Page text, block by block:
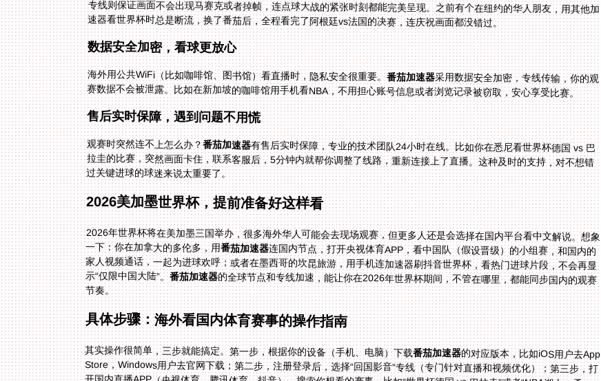
速器看世界杯时总是断流，换了番茄后，全程看完了阿根廷vs法国的决赛，连庆祝画面都没错过。
数据安全加密，看球更放心
海外用公共WiFi（比如咖啡馆、图书馆）看直播时，隐私安全很重要。番茄加速器采用数据安全加密，专线传输，你的观
赛数据不会被泄露。比如在新加坡的咖啡馆用手机看NBA，不用担心账号信息或者浏览记录被窃取，安心享受比赛。
售后实时保障，遇到问题不用慌
观赛时突然连不上怎么办？番茄加速器有售后实时保障，专业的技术团队24小时在线。比如你在悉尼看世界杯德国 vs 巴
拉圭的比赛，突然画面卡住，联系客服后，5分钟内就帮你调整了线路，重新连接上了直播。这种及时的支持，对不想错
过关键进球的球迷来说太重要了。
2026美加墨世界杯，提前准备好这样看
2026年世界杯将在美加墨三国举办，很多海外华人可能会去现场观赛，但更多人还是会选择在国内平台看中文解说。想象
一下：你在加拿大的多伦多，用番茄加速器连国内节点，打开央视体育APP，看中国队（假设晋级）的小组赛，和国内的
家人视频通话，一起为进球欢呼；或者在墨西哥的坎昆旅游，用手机连加速器刷抖音世界杯，看热门进球片段，不会再显
示“仅限中国大陆”。番茄加速器的全球节点和专线加速，能让你在2026年世界杯期间，不管在哪里，都能同步国内的观赛
节奏。
具体步骤：海外看国内体育赛事的操作指南
其实操作很简单，三步就能搞定。第一步，根据你的设备（手机、电脑）下载番茄加速器的对应版本，比如iOS用户去App
Store，Windows用户去官网下载；第二步，注册登录后，选择“回国影音”专线（专门针对直播和视频优化）；第三步，打
开国内直播APP（央视体育、腾讯体育、抖音），搜索你想看的赛事，比如“世界杯德国 vs 巴拉圭”或者“NBA湖人vs勇
士”，直接观看就行。比如在马来西亚的华人，按这个步骤操作后，就能顺利看抖音世界杯的内容，不会再被限制；在欧洲